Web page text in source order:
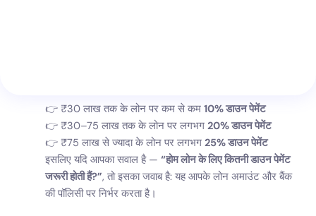
₹30 लाख तक के लोन पर कम से कम 10% डाउन पेमेंट
₹30–75 लाख तक के लोन पर लगभग 20% डाउन पेमेंट
₹75 लाख से ज्यादा के लोन पर लगभग 25% डाउन पेमेंट
इसलिए यदि आपका सवाल है — “होम लोन के लिए कितनी डाउन पेमेंट
जरूरी होती हैं?”, तो इसका जवाब है: यह आपके लोन अमाउंट और बैंक
की पॉलिसी पर निर्भर करता है।